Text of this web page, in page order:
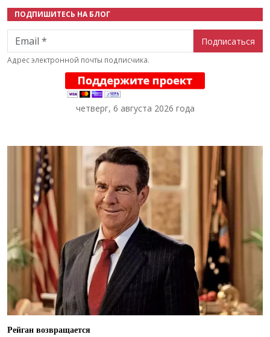
ПОДПИШИТЕСЬ НА БЛОГ
Email
Адрес электронной почты подписчика.
четверг, 6 августа 2026 года
Рейган возвращается